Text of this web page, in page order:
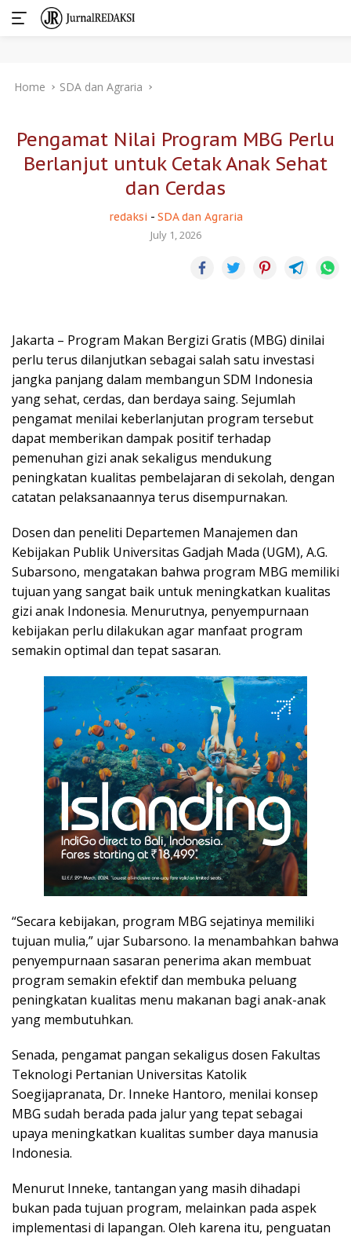
Home SDA dan Agraria
Pengamat Nilai Program MBG Perlu
Berlanjut untuk Cetak Anak Sehat
dan Cerdas
redaksi - SDA dan Agraria
July 1, 2026
Jakarta – Program Makan Bergizi Gratis (MBG) dinilai
perlu terus dilanjutkan sebagai salah satu investasi
jangka panjang dalam membangun SDM Indonesia
yang sehat, cerdas, dan berdaya saing. Sejumlah
pengamat menilai keberlanjutan program tersebut
dapat memberikan dampak positif terhadap
pemenuhan gizi anak sekaligus mendukung
peningkatan kualitas pembelajaran di sekolah, dengan
catatan pelaksanaannya terus disempurnakan.
Dosen dan peneliti Departemen Manajemen dan
Kebijakan Publik Universitas Gadjah Mada (UGM), A.G.
Subarsono, mengatakan bahwa program MBG memiliki
tujuan yang sangat baik untuk meningkatkan kualitas
gizi anak Indonesia. Menurutnya, penyempurnaan
kebijakan perlu dilakukan agar manfaat program
semakin optimal dan tepat sasaran.
“Secara kebijakan, program MBG sejatinya memiliki
tujuan mulia,” ujar Subarsono. Ia menambahkan bahwa
penyempurnaan sasaran penerima akan membuat
program semakin efektif dan membuka peluang
peningkatan kualitas menu makanan bagi anak-anak
yang membutuhkan.
Senada, pengamat pangan sekaligus dosen Fakultas
Teknologi Pertanian Universitas Katolik
Soegijapranata, Dr. Inneke Hantoro, menilai konsep
MBG sudah berada pada jalur yang tepat sebagai
upaya meningkatkan kualitas sumber daya manusia
Indonesia.
Menurut Inneke, tantangan yang masih dihadapi
bukan pada tujuan program, melainkan pada aspek
implementasi di lapangan. Oleh karena itu, penguatan